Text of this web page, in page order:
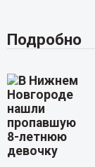
Подробно